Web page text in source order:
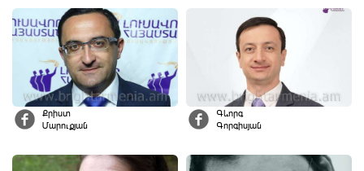
Քրիստ
Մարուքյան
Գևորգ
Գորգիսյան